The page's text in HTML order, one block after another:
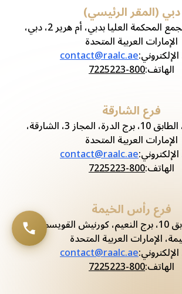
دبي (المقر الرئيسي)
المكتب 312، مجمع المحكمة العليا بدبي، أم هرير 2، دبي،
الإمارات العربية المتحدة
:
contact@raalc.ae
الهاتف:
800-7225223
فرع الشارقة
المكتب 1002، الطابق 10، برج الدرة، المجاز 3، الشارقة،
الإمارات العربية المتحدة
:
contact@raalc.ae
الهاتف:
800-7225223
فرع رأس الخيمة
جناح 1006، الطابق 10، برج النعيم، كورنيش القويسم، رأس
الإمارات العربية المتحدة
:
contact@raalc.ae
الهاتف:
800-7225223